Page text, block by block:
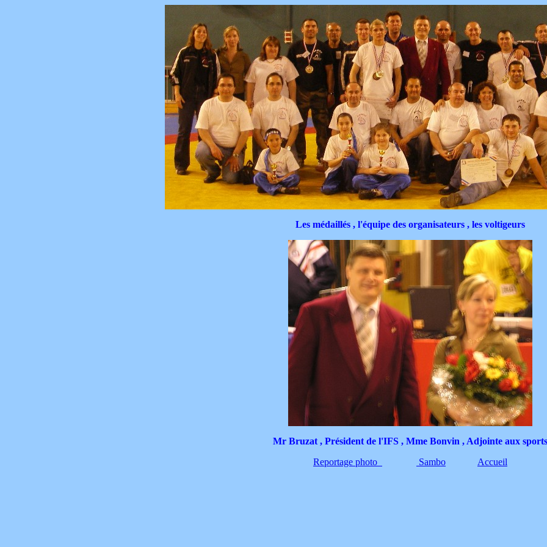
Les médaillés , l'équipe des organisateurs , les voltigeurs
Mr Bruzat , Président de l'IFS , Mme Bonvin , Adjointe aux sports
Reportage photo
Sambo Accueil